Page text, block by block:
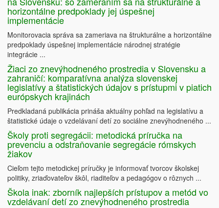
horizontálne predpoklady jej úspešnej
implementácie
Monitorovacia správa sa zameriava na štrukturálne a horizontálne
predpoklady úspešnej implementácie národnej stratégie
integrácie ...
Žiaci zo znevýhodneného prostredia v Slovensku a
zahraničí: komparatívna analýza slovenskej
legislatívy a štatistických údajov s prístupmi v piatich
európskych krajinách
Predkladaná publikácia prináša aktuálny pohľad na legislatívu a
štatistické údaje o vzdelávaní detí zo sociálne znevýhodneného ...
Školy proti segregácii: metodická príručka na
prevenciu a odstraňovanie segregácie rómskych
žiakov
Cieľom tejto metodickej príručky je informovať tvorcov školskej
politiky, zriaďovateľov škôl, riaditeľov a pedagógov o rôznych ...
Škola inak: zborník najlepších prístupov a metód vo
vzdelávaní detí zo znevýhodneného prostredia